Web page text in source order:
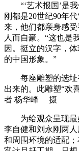
“‘艺术报国’是我
刚都是20世纪90年
来，他们都亲身感
人而自豪。“这也是
因。挺立的汉字，
的中国形象。”
每座雕塑的选
出来的。此雕塑“欢
者 杨华峰 摄
为给观众呈现最
李自健和刘永刚两
和周围环境的适配